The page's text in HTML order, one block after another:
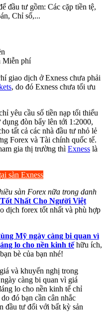
đầu tư gồm: Các cặp tiền tệ,
Chỉ số,...
Miễn phí
giao dịch ở Exness chưa phải
, do đó Exness chưa tối ưu
yêu cầu số tiền nạp tối thiểu
đòn bẩy lên tới 1:2000,
tất cả các nhà đầu tư nhỏ lẻ
Forex và Tài chính quốc tế.
gia thị trường thì Exness là
sàn Exness
sàn Forex nữa trong danh
Nhất Cho Người Việt
dịch forex tốt nhất và phù hợp
Mỹ ngày càng bi quan vì
lo cho nền kinh tếhữu ích,
bè của bạn nhé!
và khuyến nghị trong
càng bi quan vì giá
lo cho nền kinh tế chỉ
đó bạn cần cân nhắc
đầu tư đối với bất kỳ sản